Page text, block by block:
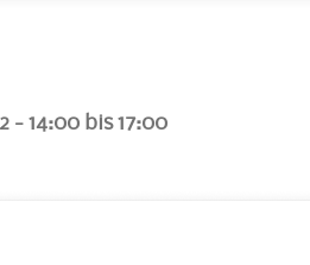
-14:00 bis17:00